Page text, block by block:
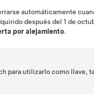
automáticamente
después del 1 de
por alejamiento.
para utilizarlo como llave,